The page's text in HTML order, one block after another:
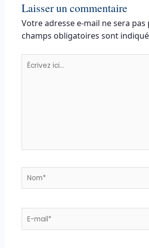
Laisser un commentaire
Votre adresse e-mail ne sera pas
champs obligatoires sont
Écrivez
Nom*
E-